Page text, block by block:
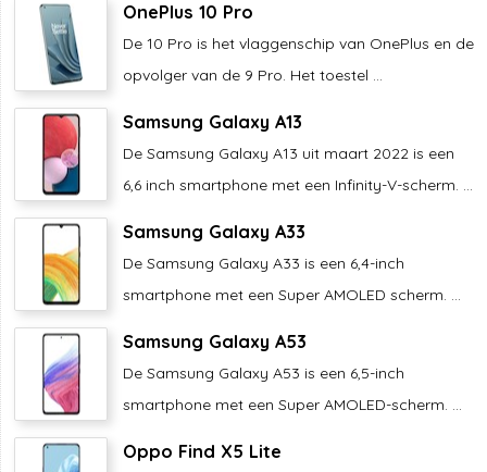
OnePlus 10 Pro
De 10 Pro is het vlaggenschip van OnePlus en de
opvolger van de 9 Pro. Het toestel ...
Samsung Galaxy A13
De Samsung Galaxy A13 uit maart 2022 is een
6,6 inch smartphone met een Infinity-V-scherm. ...
Samsung Galaxy A33
De Samsung Galaxy A33 is een 6,4-inch
smartphone met een Super AMOLED scherm. ...
Samsung Galaxy A53
De Samsung Galaxy A53 is een 6,5-inch
smartphone met een Super AMOLED-scherm. ...
Oppo Find X5 Lite